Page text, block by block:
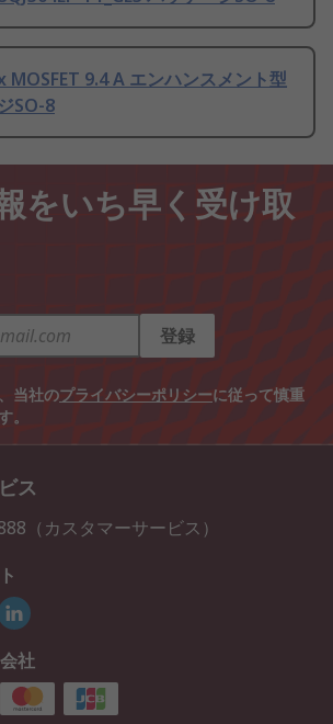
9.4 A エンハンスメント型
SO-8
をいち早く受け取
登録
当社のプライバシーポリシーに従って慎重
。
ス
（カスタマーサービス）
社